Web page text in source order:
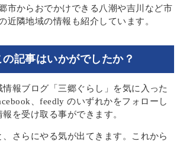
市からおでかけできる八潮や吉川など市
近隣地域の情報も紹介しています。
記事はいかがでしたか？
報ブログ「三郷ぐらし」を気に入った
、feedly のいずれかをフォローし
を受け取る事ができます。
さらにやる気が出てきます。これから